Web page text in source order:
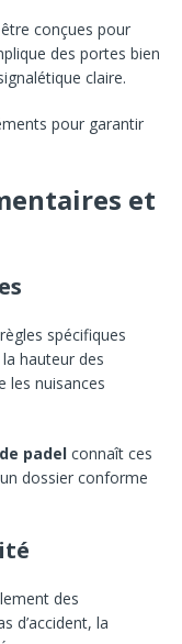
conçues pour
des portes bien
claire.
pour garantir
et
spécifiques
hauteur des
les nuisances
padel connaît ces
dossier conforme
des
d’accident, la